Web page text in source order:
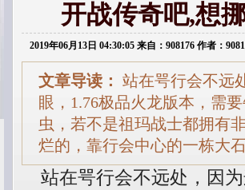
开战传奇吧,想
2019年06月13日 04:30:05 来自：908176 作者：
文章导读： 站在咢行会不远
眼，1.76极品火龙版本，需
虫，若不是祖玛战士都拥有
烂的，靠行会中心的一栋大
站在咢行会不远处，因